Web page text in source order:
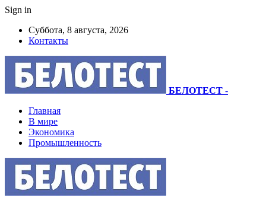
Sign in
Суббота, 8 августа, 2026
Контакты
БЕЛОТЕСТ -
Главная
В мире
Экономика
Промышленность